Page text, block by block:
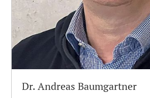
Dr. Andreas Baumgartner